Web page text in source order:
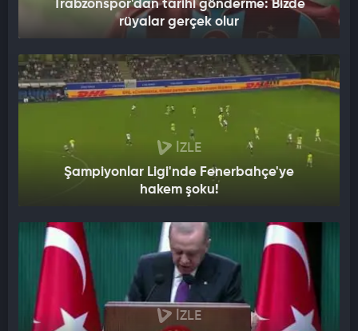
Trabzonspor'dan tarihi gönderme: Bizde
rüyalar gerçek olur
İZLE
Şampiyonlar Ligi'nde Fenerbahçe'ye
hakem şoku!
İZLE